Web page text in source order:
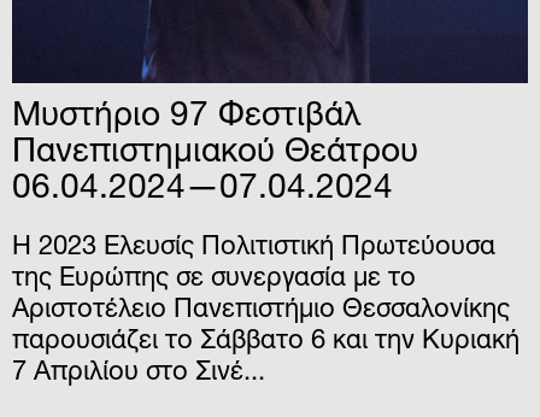
Μυστήριο 97 Φεστιβάλ
Πανεπιστημιακού Θεάτρου
06.04.2024—07.04.2024
Η 2023 Ελευσίς Πολιτιστική Πρωτεύουσα
της Ευρώπης σε συνεργασία με το
Αριστοτέλειο Πανεπιστήμιο Θεσσαλονίκης
παρουσιάζει το Σάββατο 6 και την Κυριακή
7 Απριλίου στο Σινέ...